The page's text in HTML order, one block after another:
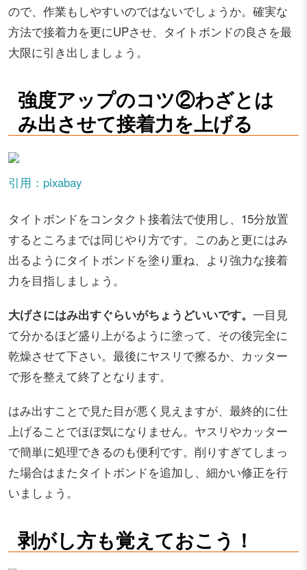
ので、作業もしやすいのではないでしょうか。確実な
方法で接着力を更にUPさせ、タイトボンドの良さを最
大限に引き出しましょう。
強度アップのコツ②わざとは
み出させて接着力を上げる
引用：pixabay
タイトボンドをコンタクト接着法で使用し、15分放置
するところまでは同じやり方です。このあと更にはみ
出るようにタイトボンドを塗り重ね、より強力な接着
力を目指しましょう。
大げさにはみ出すぐらいがちょうどいいです。 一目見
て分かるほど盛り上がるように塗って、その後完全に
乾燥させて下さい。最後にヤスリで擦るか、カッター
で形を整えて終了となります。
はみ出すことで見た目が悪く見えますが、最終的に仕
上げることでほぼ気になりません。ヤスリやカッター
で簡単に処理できるのも便利です。削りすぎてしまっ
た場合はまたタイトボンドを追加し、細かい修正を行
いましょう。
剥がし方も覚えておこう！